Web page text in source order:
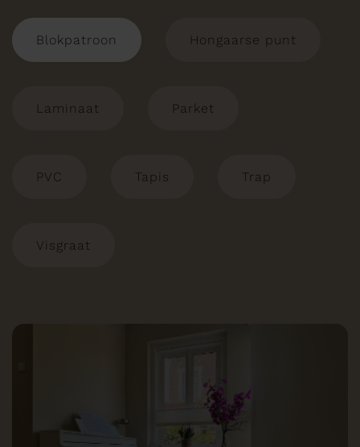
Blokpatroon Hongaarse punt
Laminaat Parket
PVC Tapis Trap
Visgraat